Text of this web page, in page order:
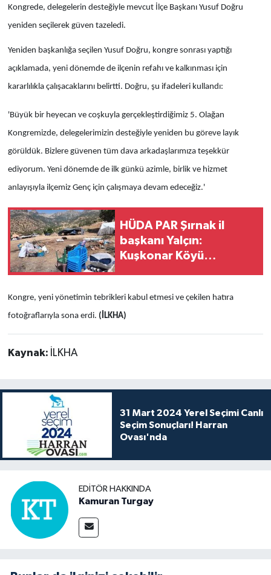
Kongrede, delegelerin desteğiyle mevcut İlçe Başkanı Yusuf Doğru
yeniden seçilerek güven tazeledi.
Yeniden başkanlığa seçilen Yusuf Doğru, kongre sonrası yaptığı
açıklamada, yeni dönemde de ilçenin refahı ve kalkınması için
kararlılıkla çalışacaklarını belirtti. Doğru, şu ifadeleri kullandı:
'Büyük bir heyecan ve coşkuyla gerçekleştirdiğimiz 5. Olağan
Kongremizde, delegelerimizin desteğiyle yeniden bu göreve layık
görüldük. Bizlere güvenen tüm dava arkadaşlarımıza teşekkür
ediyorum. Yeni dönemde de ilk günkü azimle, birlik ve hizmet
anlayışıyla ilçemiz Genç için çalışmaya devam edeceğiz.'
HÜDA PAR Şırnak il
başkanı Yalçın:
Kuşkonar Köyü
Kongre, yeni yönetimin tebrikleri kabul etmesi ve çekilen hatıra
fotoğraflarıyla sona erdi. (İLKHA)
Kaynak: İLKHA
31 Mart 2024 Yerel Seçimi Canlı
Seçim Sonuçları! Harran
Ovası'nda
EDITÖR HAKKINDA
Kamuran Turgay